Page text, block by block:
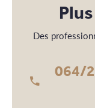
Des
064/